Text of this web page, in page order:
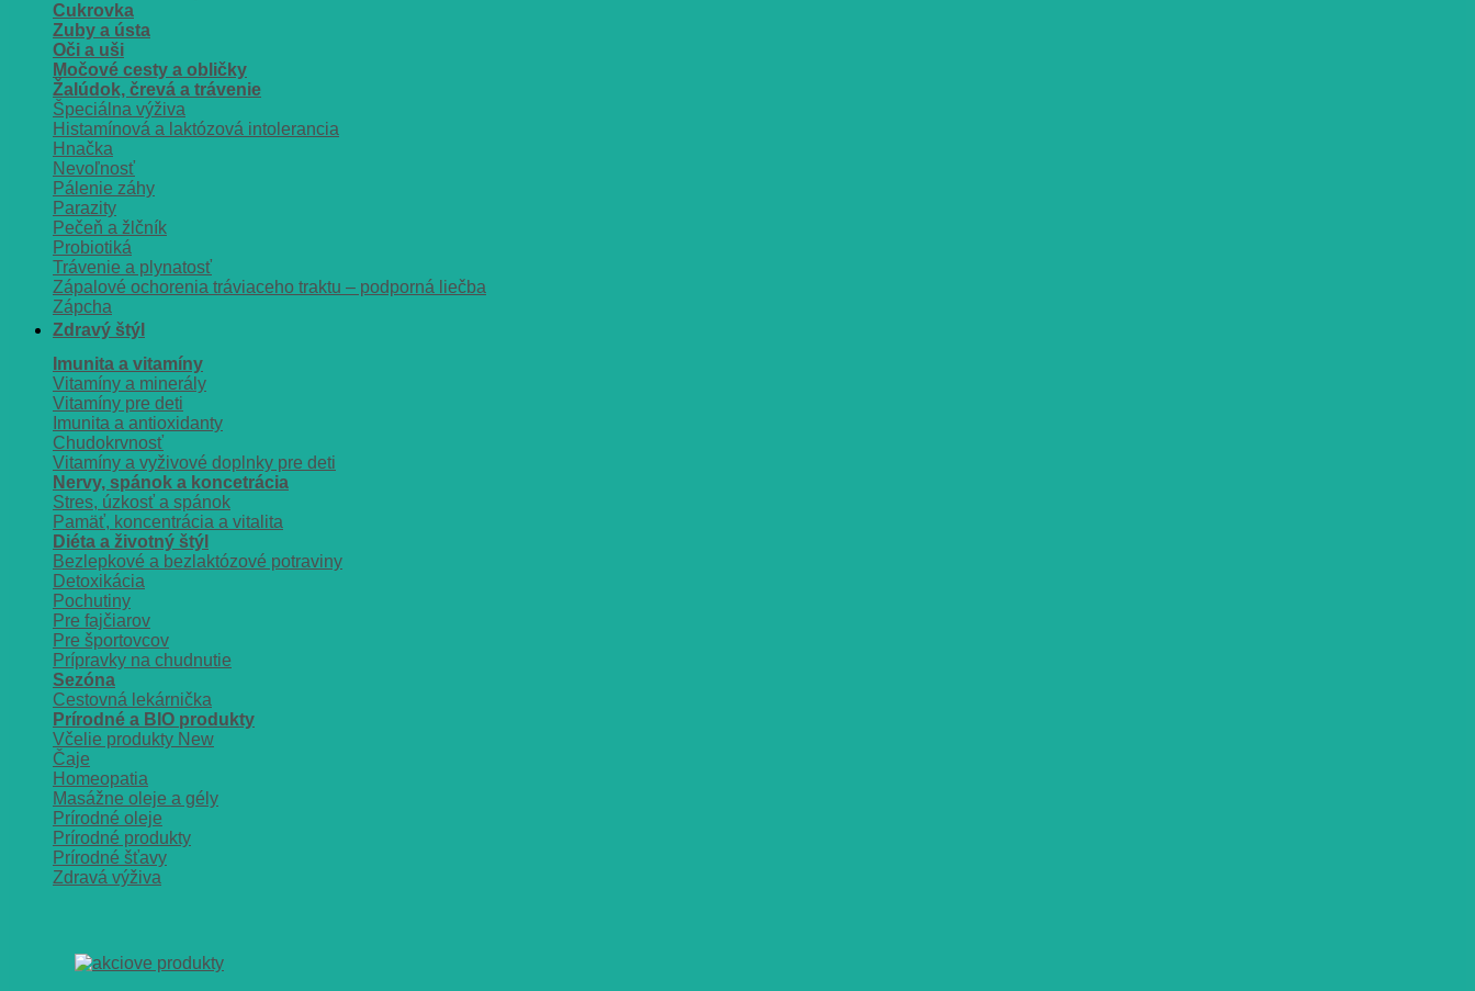
Cukrovka
Zuby a ústa
Oči a uši
Močové cesty a obličky
Žalúdok, črevá a trávenie
Špeciálna výživa
Histamínová a laktózová intolerancia
Hnačka
Nevoľnosť
Pálenie záhy
Parazity
Pečeň a žlčník
Probiotiká
Trávenie a plynatosť
Zápalové ochorenia tráviaceho traktu – podporná liečba
Zápcha
Zdravý štýl
Imunita a vitamíny
Vitamíny a minerály
Vitamíny pre deti
Imunita a antioxidanty
Chudokrvnosť
Vitamíny a vyživové doplnky pre deti
Nervy, spánok a koncetrácia
Stres, úzkosť a spánok
Pamäť, koncentrácia a vitalita
Diéta a životný štýl
Bezlepkové a bezlaktózové potraviny
Detoxikácia
Pochutiny
Pre fajčiarov
Pre športovcov
Prípravky na chudnutie
Sezóna
Cestovná lekárnička
Prírodné a BIO produkty
Včelie produkty
Čaje
Homeopatia
Masážne oleje a gély
Prírodné oleje
Prírodné produkty
Prírodné šťavy
Zdravá výživa